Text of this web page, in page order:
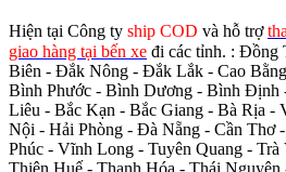
Hiện tại Công ty ship COD và hỗ trợ
giao hàng tại bến xe đi các tỉnh. : Đồng
Biên - Đắk Nông - Đắk Lắk - Cao
Bình Phước - Bình Dương - Bình Định
Liêu - Bắc Kạn - Bắc Giang - Bà Rịa -
Nội - Hải Phòng - Đà Nẵng - Cần Thơ
Phúc - Vĩnh Long - Tuyên Quang -
Thiên Huế - Thanh Hóa - Thái